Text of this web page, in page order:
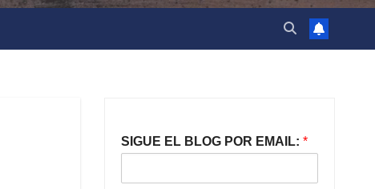
SIGUE EL BLOG POR EMAIL: *